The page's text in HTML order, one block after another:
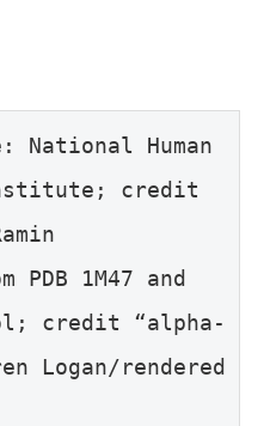
National Human
Institute; credit
1M47 and
credit “alpha-
Logan/rendered